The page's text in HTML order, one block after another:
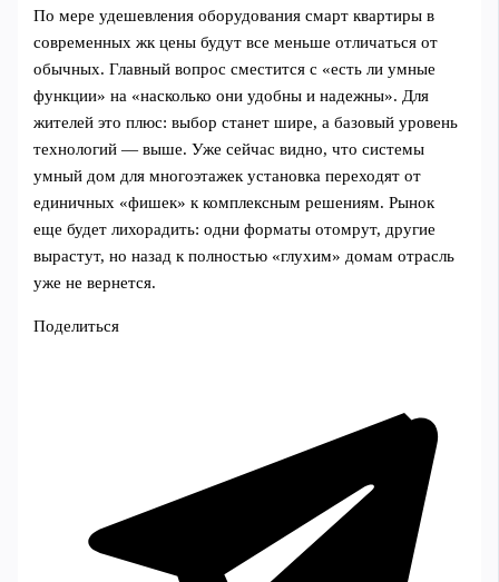
По мере удешевления оборудования смарт квартиры в
современных жк цены будут все меньше отличаться от
обычных. Главный вопрос сместится с «есть ли умные
функции» на «насколько они удобны и надежны». Для
жителей это плюс: выбор станет шире, а базовый уровень
технологий — выше. Уже сейчас видно, что системы
умный дом для многоэтажек установка переходят от
единичных «фишек» к комплексным решениям. Рынок
еще будет лихорадить: одни форматы отомрут, другие
вырастут, но назад к полностью «глухим» домам отрасль
уже не вернется.
Поделиться